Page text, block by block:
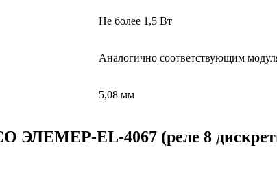
Не более 1,5 Вт
Аналогично соответствующим
5,08 мм
ЭЛЕМЕР-EL-4067 (реле 8